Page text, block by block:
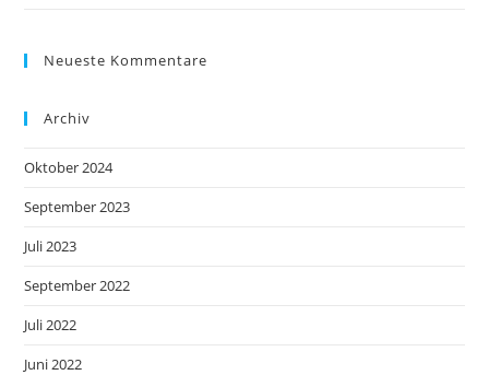
Neueste Kommentare
Archiv
Oktober 2024
September 2023
Juli 2023
September 2022
Juli 2022
Juni 2022